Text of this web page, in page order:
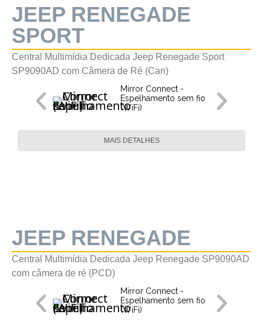
JEEP RENEGADE
SPORT
Central Multimídia Dedicada Jeep Renegade Sport
SP9090AD com Câmera de Ré (Can)
Mirror Connect -
Espelhamento sem fio
(WiFi)
MAIS DETALHES
JEEP RENEGADE
Central Multimídia Dedicada Jeep Renegade SP9090AD
com câmera de ré (PCD)
Mirror Connect -
Espelhamento sem fio
(WiFi)